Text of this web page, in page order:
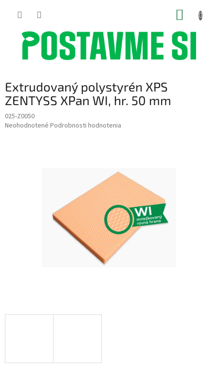
Extrudovaný polystyrén XPS
ZENTYSS XPan WI, hr. 50 mm
025-Z0050
Priemerné
Neohodnotené Podrobnosti hodnotenia